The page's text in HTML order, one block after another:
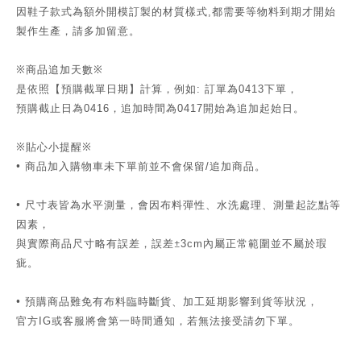
因鞋子款式為額外開模訂製的材質樣式 都需要等物料到期才開始
製作生產，請多加留意。
※商品追加天數※
是依照【預購截單日期】計算，例如 : 訂單為0413下單，
預購截止日為0416 ，追加時間為0417開始為追加起始日。
※貼心小提醒※
• 商品加入購物車未下單前並不會保留/追加商品。
• 尺寸表皆為水平測量，會因布料彈性、水洗處理、測量起訖點等
因素，
與實際商品尺寸略有誤差，誤差±3cm 內屬正常範圍並不屬於瑕
疵。
• 預購商品難免有布料臨時斷貨、加工延期影響到貨等狀況，
官方IG或客服將會第一時間通知，若無法接受請勿下單。